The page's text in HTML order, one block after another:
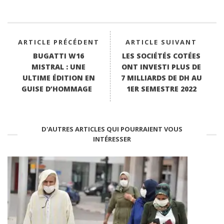
ARTICLE PRÉCÉDENT
BUGATTI W16
MISTRAL : UNE
ULTIME ÉDITION EN
GUISE D’HOMMAGE
ARTICLE SUIVANT
LES SOCIÉTÉS COTÉES
ONT INVESTI PLUS DE
7 MILLIARDS DE DH AU
1ER SEMESTRE 2022
D'AUTRES ARTICLES QUI POURRAIENT VOUS
INTÉRESSER